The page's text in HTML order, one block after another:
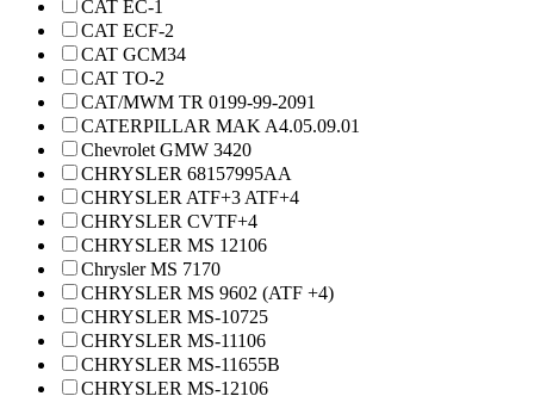
CAT EC-1
CAT ECF-2
CAT GCM34
CAT TO-2
CAT/MWM TR 0199-99-2091
CATERPILLAR MAK A4.05.09.01
Chevrolet GMW 3420
CHRYSLER 68157995AA
CHRYSLER ATF+3 ATF+4
CHRYSLER CVTF+4
CHRYSLER MS 12106
Chrysler MS 7170
CHRYSLER MS 9602 (ATF +4)
CHRYSLER MS-10725
CHRYSLER MS-11106
CHRYSLER MS-11655B
CHRYSLER MS-12106